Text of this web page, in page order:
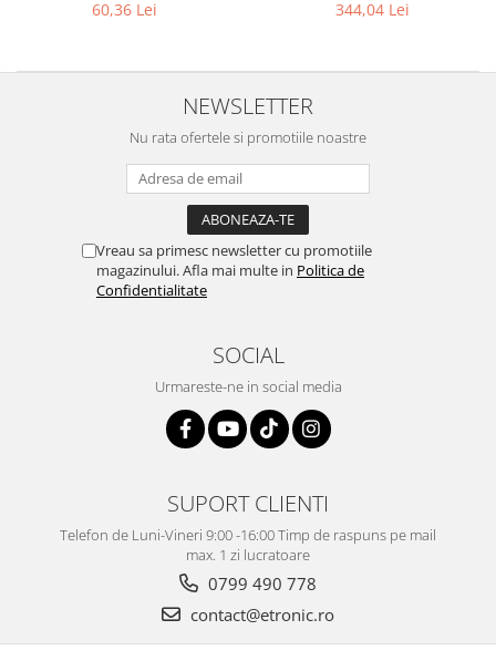
60,36 Lei 344,04 Lei
NEWSLETTER
Nu rata ofertele si promotiile noastre
Vreau sa primesc newsletter cu promotiile
magazinului. Afla mai multe in Politica de
Confidentialitate
SOCIAL
Urmareste-ne in social media
SUPORT CLIENTI
Telefon de Luni-Vineri 9:00 -16:00 Timp de raspuns pe mail
max. 1 zi lucratoare
0799 490 778
contact@etronic.ro